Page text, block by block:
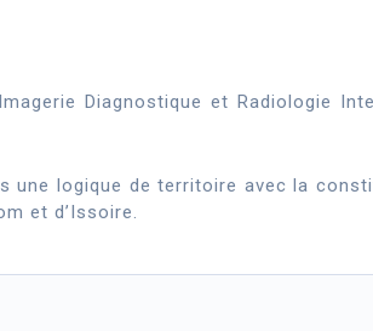
Diagnostique et Radiologie
une logique de territoire avec la
et d’Issoire.